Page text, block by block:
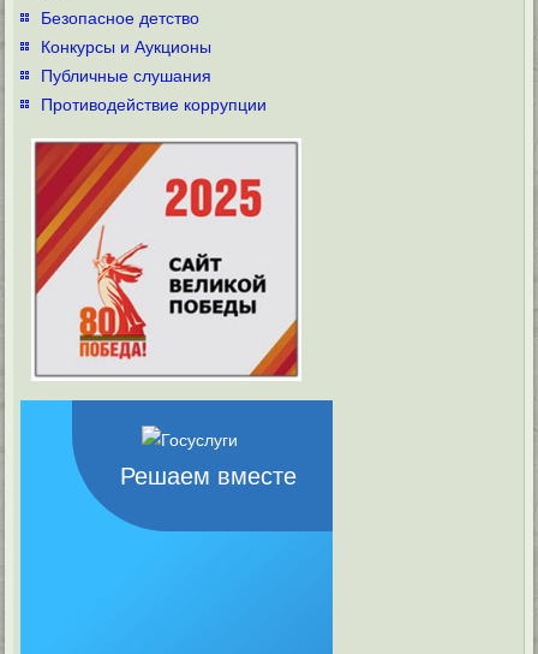
Безопасное детство
Конкурсы и Аукционы
Публичные слушания
Противодействие коррупции
Решаем вместе